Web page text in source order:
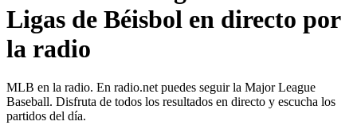
Ligas de Béisbol en directo por
la radio
MLB en la radio. En radio.net puedes seguir la Major League
Baseball. Disfruta de todos los resultados en directo y escucha los
partidos del día.